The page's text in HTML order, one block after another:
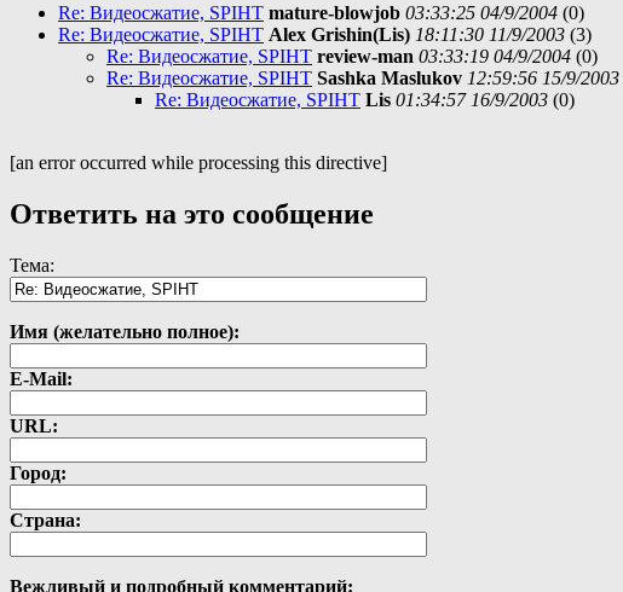
Re: Видеосжатие, SPIHT mature-blowjob 03:33:25 04/9/2004 (0)
Re: Видеосжатие, SPIHT Alex Grishin(Lis) 18:11:30 11/9/2003 (3)
Re: Видеосжатие, SPIHT review-man 03:33:19 04/9/2004 (0)
Re: Видеосжатие, SPIHT Sashka Maslukov 12:59:56 15/9/2003
Re: Видеосжатие, SPIHT Lis 01:34:57 16/9/2003 (0)
[an error occurred while processing this directive]
Ответить на это сообщение
Тема:
Имя (желательно полное):
E-Mail:
URL:
Город:
Страна:
Вежливый и подробный комментарий: